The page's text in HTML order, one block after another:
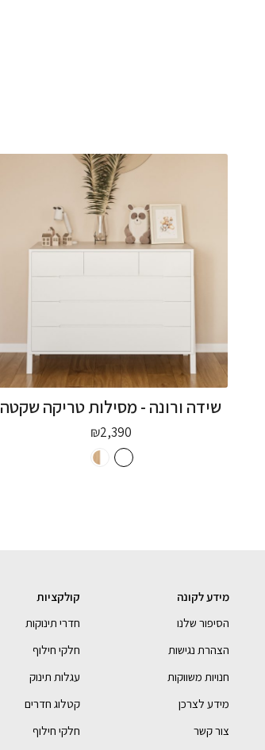
שידה ורונה - מסילות טריקה שקטה
₪2,390
מידע לקונה
הסיפור שלנו
הצהרת נגישות
חנויות משווקות
מידע לצרכן
צור קשר
קולקציות
חדרי תינוקות
חלקי חילוף
עגלות תינוק
קטלוג חדרים
חלקי חילוף